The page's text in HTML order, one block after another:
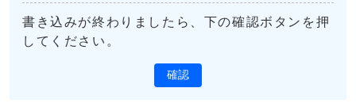
書き込みが終わりましたら、下の確認ボタンを押
してください。
確認